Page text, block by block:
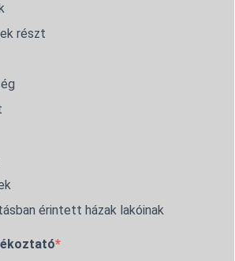
részt
érintett házak lakóinak